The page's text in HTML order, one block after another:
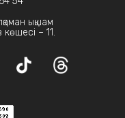
ықшам
– 11.